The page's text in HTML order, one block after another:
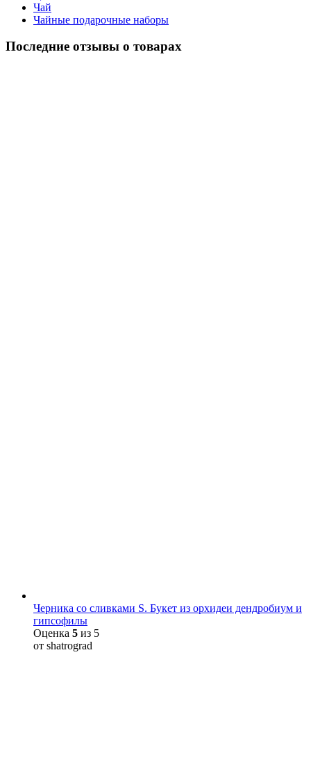
Чай
Чайные подарочные наборы
Последние отзывы о товарах
Черника со сливками S. Букет из орхидеи дендробиум и
гипсофилы
Оценка 5 из 5
от shatrograd